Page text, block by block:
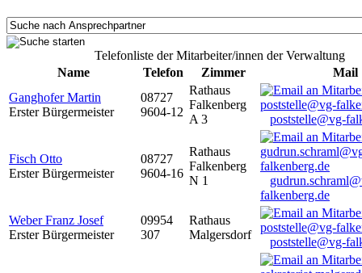
Telefonliste der Mitarbeiter/innen der Verwaltung
Name
Telefon Zimmer
Mail
Ganghofer Martin
Erster Bürgermeister
08727
9604-12
Rathaus
Falkenberg
A 3
poststelle@vg-
Fisch Otto
Erster Bürgermeister
08727
9604-16
Rathaus
Falkenberg
N 1
falkenberg.de
Weber Franz Josef
Erster Bürgermeister
09954
307
Rathaus
Malgersdorf
poststelle@vg-